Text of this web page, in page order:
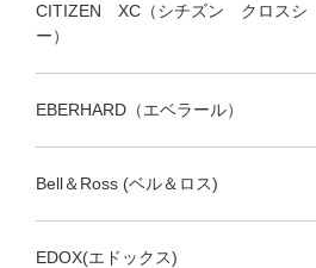
CITIZEN XC（シチズン クロスシ
ー）
EBERHARD（エベラール）
Bell＆Ross (ベル＆ロス)
EDOX(エドックス)